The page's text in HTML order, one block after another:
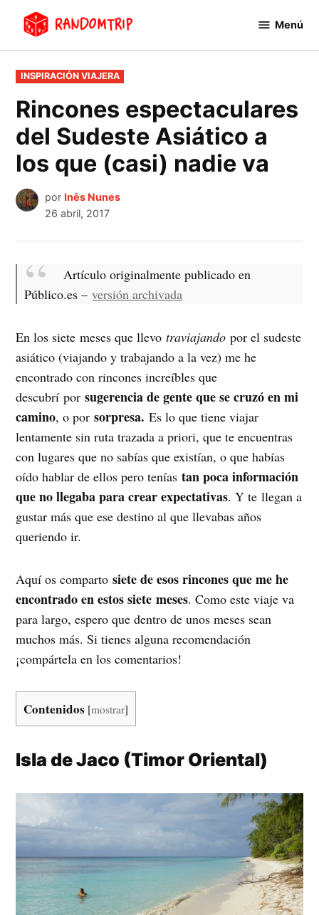
contenido
Menú
PUBLICADO
EN
INSPIRACIÓN VIAJERA
Rincones espectaculares
del Sudeste Asiático a
los que (casi) nadie va
por Inês Nunes
26 abril, 2017
Artículo originalmente publicado en
Público.es –versión archivada
En los siete meses que llevotraviajando por el sudeste
asiático (viajando y trabajando a la vez) me he
encontrado con rincones increíbles que
descubrí porsugerencia de gente que se cruzó en mi
camino, o porsorpresa.Es lo que tiene viajar
lentamente sin ruta trazada a priori, que te encuentras
con lugares que no sabías que existían, o que habías
oído hablar de ellos pero teníastan poca información
que no llegaba para crear expectativas. Y te llegan a
gustar más que ese destino al que llevabas años
queriendo ir.
Aquí os comparto siete de esos rincones que me he
encontrado en estos siete meses. Como este viaje va
para largo, espero que dentro de unos meses sean
muchos más. Si tienes alguna recomendación
¡compártela en los comentarios!
Contenidos [mostrar]
Isla de Jaco (Timor Oriental)